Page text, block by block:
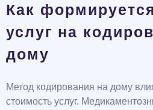
Как
услуг на
дому
Метод кодирования на дому
стоимость услуг.